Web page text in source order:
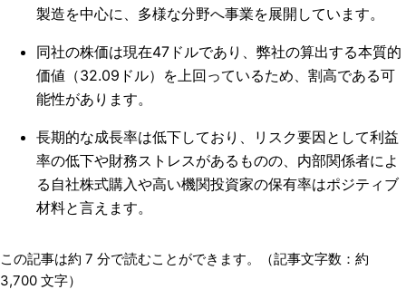
製造を中心に、多様な分野へ事業を展開しています。
同社の株価は現在47ドルであり、弊社の算出する本質的
価値（32.09ドル）を上回っているため、割高である可
能性があります。
長期的な成長率は低下しており、リスク要因として利益
率の低下や財務ストレスがあるものの、内部関係者によ
る自社株式購入や高い機関投資家の保有率はポジティブ
材料と言えます。
この記事は約 7 分で読むことができます。（記事文字数：約
3,700 文字）